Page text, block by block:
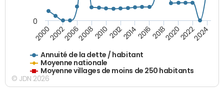
Annuité de la dette / habitant
Moyenne nationale
Moyenne villages de moins de 250 habitants
200020022006200820102012201420162018202020222024
0
© JDN 2026